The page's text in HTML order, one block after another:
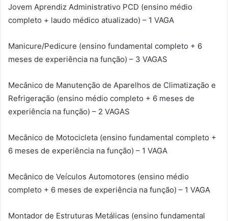
Jovem Aprendiz Administrativo PCD (ensino médio
completo + laudo médico atualizado) – 1 VAGA
Manicure/Pedicure (ensino fundamental completo + 6
meses de experiência na função) – 3 VAGAS
Mecânico de Manutenção de Aparelhos de Climatização e
Refrigeração (ensino médio completo + 6 meses de
experiência na função) – 2 VAGAS
Mecânico de Motocicleta (ensino fundamental completo +
6 meses de experiência na função) – 1 VAGA
Mecânico de Veículos Automotores (ensino médio
completo + 6 meses de experiência na função) – 1 VAGA
Montador de Estruturas Metálicas (ensino fundamental